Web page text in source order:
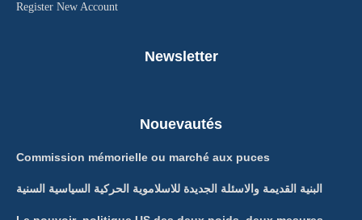
Register New Account
Newsletter
Nouevautés
Commission mémorielle ou marché aux puces
البنية القديمة والاسئلة الجديدة للاسلاموية الحركية السياسية السنية